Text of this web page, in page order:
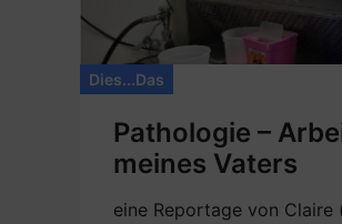
Dies...Das
Pathologie –
meines Vaters
eine Reportage von Claire